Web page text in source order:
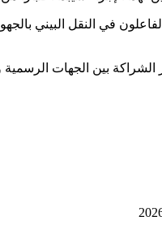
في النقل البيني
الشراكة بين الجهات